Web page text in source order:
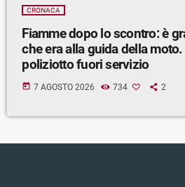
CRONACA
Fiamme dopo lo scontro: è
che era alla guida della
poliziotto fuori servizio
today 7 AGOSTO 2026 734 2